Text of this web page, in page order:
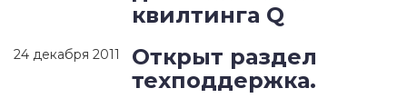
квилтинга Q
24 декабря 2011
Открыт раздел
техподдержка.